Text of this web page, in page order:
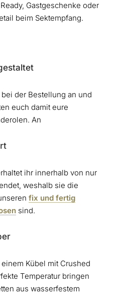
Gastgeschenke oder
beim Sektempfang.
der Bestellung an und
euch damit eure
An
ihr innerhalb von nur
weshalb sie die
fix und fertig
sind.
Kübel mit Crushed
Temperatur bringen
aus wasserfestem